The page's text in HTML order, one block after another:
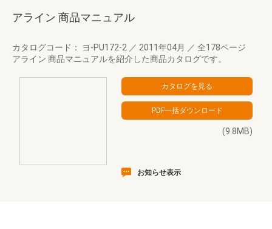
アライン 商品マニュアル
カタログコード： ヨ-PU172-2 ／ 2011年04月 ／ 全178ページ
アライン 商品マニュアルを紹介した商品カタログです。
(9.8MB)
お知らせ表示